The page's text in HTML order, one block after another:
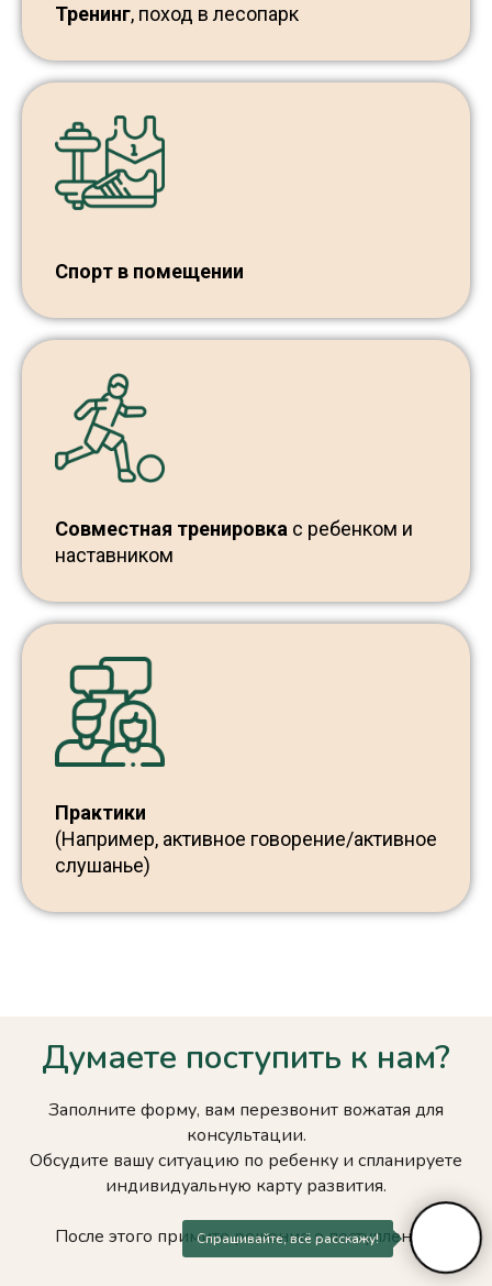
Спрашивайте, всё расскажу!
Тренинг, поход в лесопарк
Спорт в помещении
Совместная тренировка с ребенком и
наставником
Практики
(Например, активное говорение/активное
слушанье)
Думаете поступить к нам?
Заполните форму, вам перезвонит вожатая для
консультации.
Обсудите вашу ситуацию по ребенку и спланируете
индивидуальную карту развития.
После этого примите решение о поступлении.